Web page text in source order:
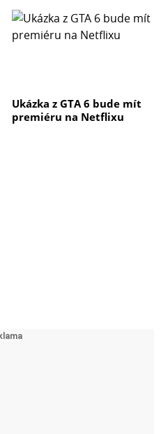
Ukázka z GTA 6 bude mít
premiéru na Netflixu